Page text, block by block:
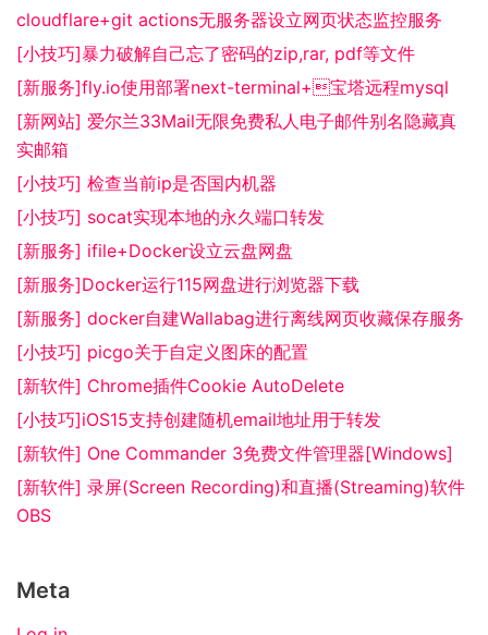
cloudflare+git actions无服务器设立网页状态监控服务
[小技巧]暴力破解自己忘了密码的zip,rar, pdf等文件
[新服务]fly.io使用部署next-terminal+宝塔远程mysql
[新网站] 爱尔兰33Mail无限免费私人电子邮件别名隐藏真
实邮箱
[小技巧] 检查当前ip是否国内机器
[小技巧] socat实现本地的永久端口转发
[新服务] ifile+Docker设立云盘网盘
[新服务]Docker运行115网盘进行浏览器下载
[新服务] docker自建Wallabag进行离线网页收藏保存服务
[小技巧] picgo关于自定义图床的配置
[新软件] Chrome插件Cookie AutoDelete
[小技巧]iOS15支持创建随机email地址用于转发
[新软件] One Commander 3免费文件管理器[Windows]
[新软件] 录屏(Screen Recording)和直播(Streaming)软件
OBS
Meta